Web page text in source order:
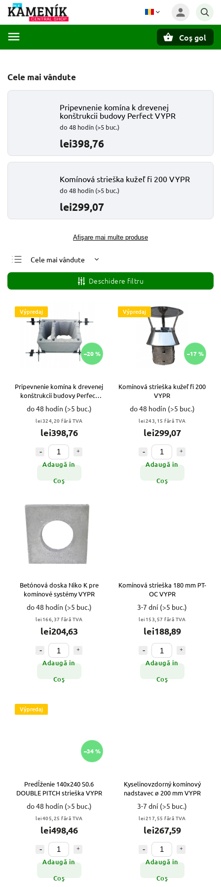
Coş gol
Cele mai vândute
Pripevnenie komína k drevenej
konštrukcii budovy Perfect VYPR
do 48 hodín (>5 buc.)
lei398,76
Komínová strieška kužeľ fi 200 VYPR
do 48 hodín (>5 buc.)
lei299,07
Afişare mai multe produse
Cele mai vândute
Cele mai ieftine
Cele mai scumpe
Alfabetic
Deschidere filtru
Výpredaj
–20 %
Pripevnenie komína k drevenej
konštrukcii budovy Perfect
VYPR
do 48 hodín (>5 buc.)
lei324,20 fără TVA
lei398,76
Adaugă în
Coş
Výpredaj
–17 %
Komínová strieška kužeľ fi 200
VYPR
do 48 hodín (>5 buc.)
lei243,15 fără TVA
lei299,07
Adaugă în
Coş
Betónová doska Niko K pre
komínové systémy VYPR
do 48 hodín (>5 buc.)
lei166,37 fără TVA
lei204,63
Adaugă în
Coş
Komínová strieška 180 mm PT-
OC VYPR
3-7 dní (>5 buc.)
lei153,57 fără TVA
lei188,89
Adaugă în
Coş
Výpredaj
–34 %
Predĺženie 140x240 S0.6
DOUBLE PITCH strieška VYPR
do 48 hodín (>5 buc.)
lei405,25 fără TVA
lei498,46
Adaugă în
Coş
Kyselinovzdorný komínový
nadstavec ø 200 mm VYPR
3-7 dní (>5 buc.)
lei217,55 fără TVA
lei267,59
Adaugă în
Coş